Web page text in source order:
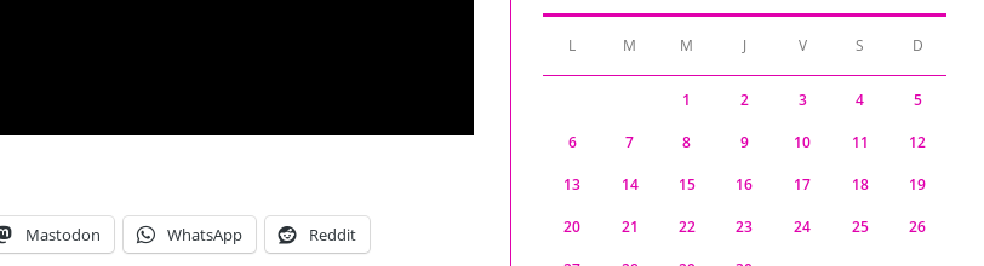
Mastodon WhatsApp Reddit
L M M J V S D
1 2 3 4 5
6 7 8 9 10 11 12
13 14 15 16 17 18 19
20 21 22 23 24 25 26